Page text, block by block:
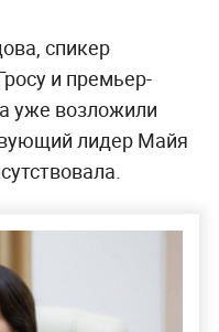
спикер
и премьер-
уже возложили
лидер Майя